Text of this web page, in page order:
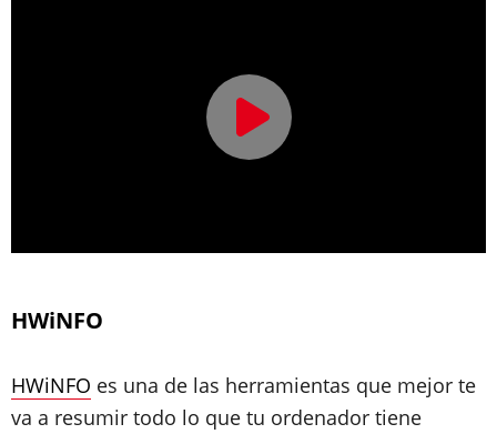
HWiNFO
HWiNFO es una de las herramientas que mejor te
va a resumir todo lo que tu ordenador tiene